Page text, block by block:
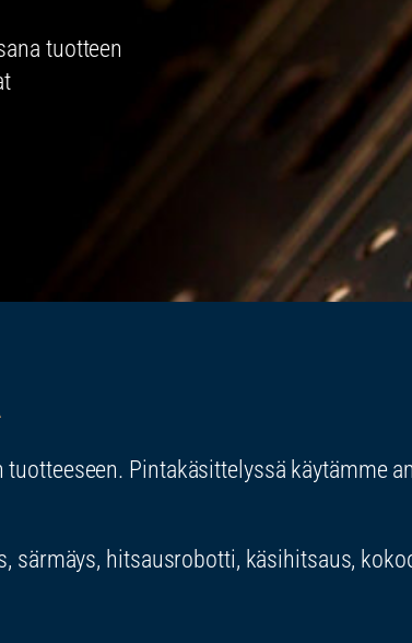
tuotteen
Pintakäsittelyssä käytämme
särmäys, hitsausrobotti, käsihitsaus,